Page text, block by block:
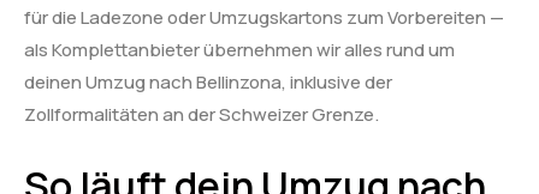
für die Ladezone oder Umzugskartons zum Vorbereiten —
als Komplettanbieter übernehmen wir alles rund um
deinen Umzug nach Bellinzona, inklusive der
Zollformalitäten an der Schweizer Grenze.